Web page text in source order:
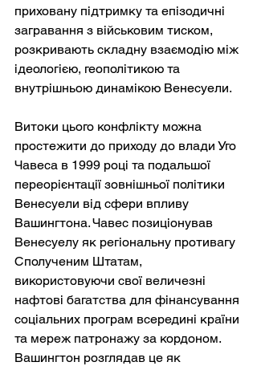
приховану підтримку та епізодичні
загравання з військовим тиском,
розкривають складну взаємодію між
ідеологією, геополітикою та
внутрішньою динамікою Венесуели.
Витоки цього конфлікту можна
простежити до приходу до влади Уго
Чавеса в 1999 році та подальшої
переорієнтації зовнішньої політики
Венесуели від сфери впливу
Вашингтона. Чавес позиціонував
Венесуелу як регіональну противагу
Сполученим Штатам,
використовуючи свої величезні
нафтові багатства для фінансування
соціальних програм всередині країни
та мереж патронажу за кордоном.
Вашингтон розглядав це як